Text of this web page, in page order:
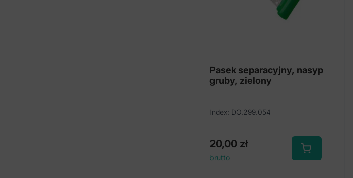
Pasek separacyjny, nasyp
gruby, zielony
Index: DO.299.054
20,00 zł
brutto